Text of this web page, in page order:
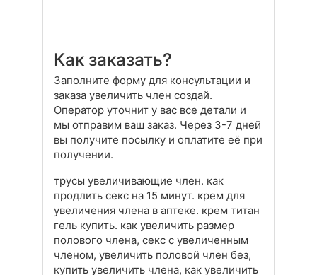
Как заказать?
Заполните форму для консультации и
заказа увеличить член создай.
Оператор уточнит у вас все детали и
мы отправим ваш заказ. Через 3-7 дней
вы получите посылку и оплатите её при
получении.
трусы увеличивающие член. как
продлить секс на 15 минут. крем для
увеличения члена в аптеке. крем титан
гель купить. как увеличить размер
полового члена, секс с увеличенным
членом, увеличить половой член без,
купить увеличить члена, как увеличить